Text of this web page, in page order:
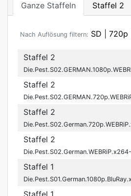
Ganze Staffeln Staffel 2
Nach Auflösung filtern: SD 720p
Staffel 2
Staffel 2
Staffel 2
Staffel 2
Staffel 1
Staffel 1